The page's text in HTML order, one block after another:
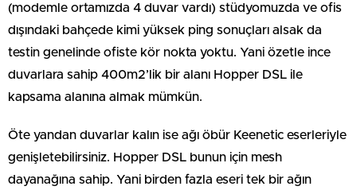
(modemle ortamızda 4 duvar vardı) stüdyomuzda ve ofis
dışındaki bahçede kimi yüksek ping sonuçları alsak da
testin genelinde ofiste kör nokta yoktu. Yani özetle ince
duvarlara sahip 400m2’lik bir alanı Hopper DSL ile
kapsama alanına almak mümkün.
Öte yandan duvarlar kalın ise ağı öbür Keenetic eserleriyle
genişletebilirsiniz. Hopper DSL bunun için mesh
dayanağına sahip. Yani birden fazla eseri tek bir ağın